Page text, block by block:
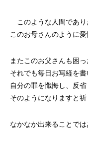
このような人間であり
このお母さんのように
またこのお父さんも困っ
それでも毎日お写経を
自分の罪を懺悔し、反
そのようになりますと
なかなか出来ることでは